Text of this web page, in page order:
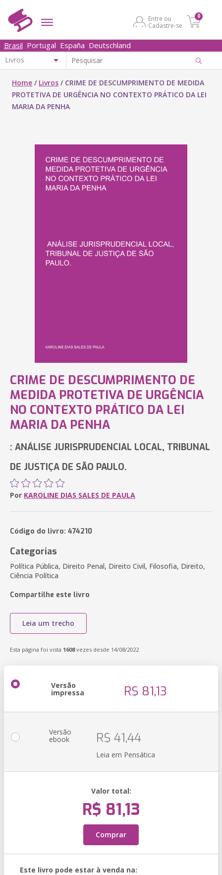
Entre ou
Cadastre-se
0
Brasil Portugal España Deutschland
Home / Livros / CRIME DE DESCUMPRIMENTO DE MEDIDA
PROTETIVA DE URGÊNCIA NO CONTEXTO PRÁTICO DA LEI
MARIA DA PENHA
CRIME DE DESCUMPRIMENTO DE
MEDIDA PROTETIVA DE URGÊNCIA
NO CONTEXTO PRÁTICO DA LEI
MARIA DA PENHA
: ANÁLISE JURISPRUDENCIAL LOCAL, TRIBUNAL
DE JUSTIÇA DE SÃO PAULO.
Por KAROLINE DIAS SALES DE PAULA
Código do livro: 474210
Categorias
Política Pública, Direito Penal, Direito Civil, Filosofia, Direito,
Ciência Política
Compartilhe este livro
Leia um trecho
Esta página foi vista 1608vezes desde 14/08/2022
Versão
impressa R$ 81,13
Versão
ebook R$ 41,44
Leia em Pensática
Valor total:
R$ 81,13
Comprar
Este livro pode estar à venda na: